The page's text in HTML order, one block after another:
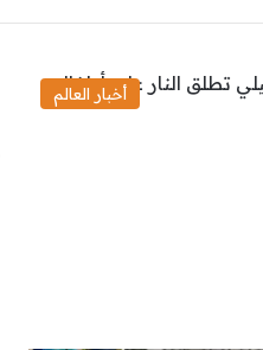
أخبار العالم